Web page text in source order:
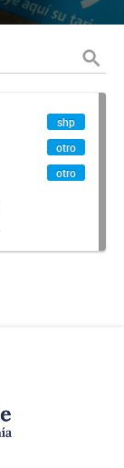
shp
otro
otro